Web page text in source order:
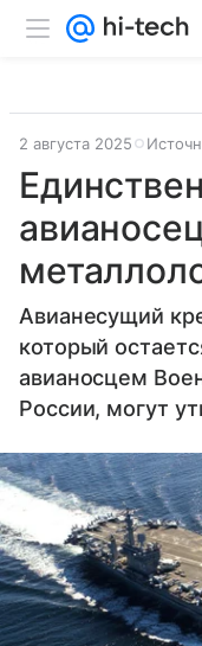
2 августа 2025
Авианесущий
который
авианосцем
России, могут